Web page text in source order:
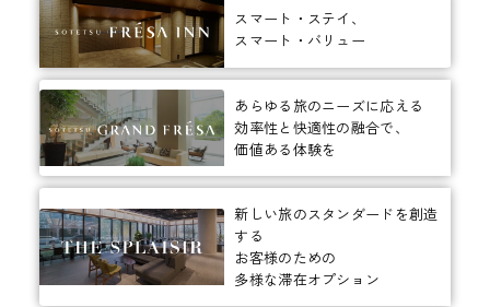
スマート・ステイ、
スマート・バリュー
あらゆる旅のニーズに応える
効率性と快適性の融合で、
価値ある体験を
新しい旅のスタンダードを創造
する
お客様のための
多様な滞在オプション